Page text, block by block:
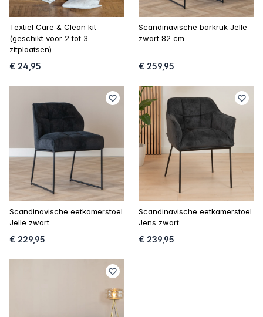
Textiel Care & Clean kit
(geschikt voor 2 tot 3
zitplaatsen)
€ 24,95
Scandinavische barkruk Jelle
zwart 82 cm
€ 259,95
Scandinavische eetkamerstoel
Jelle zwart
€ 229,95
Scandinavische eetkamerstoel
Jens zwart
€ 239,95